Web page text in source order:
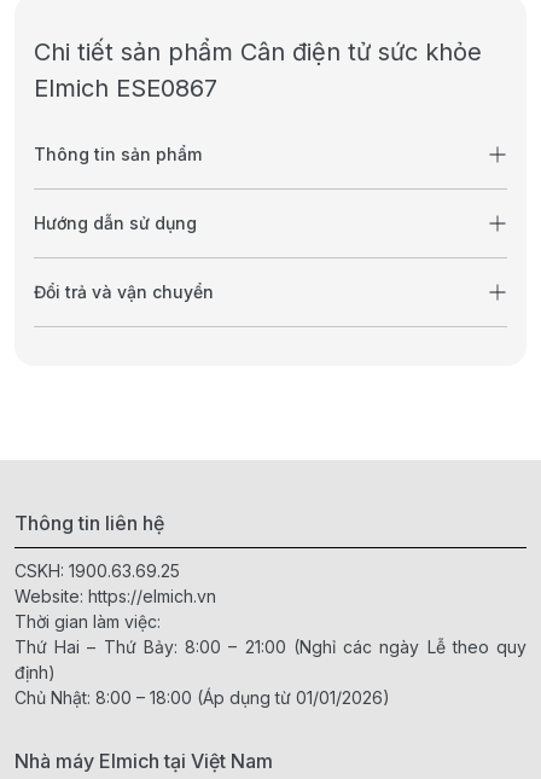
Chi tiết sản phẩm Cân điện tử sức khỏe
Elmich ESE0867
Thông tin sản phẩm
Hướng dẫn sử dụng
Đổi trả và vận chuyển
Thông tin liên hệ
CSKH: 1900.63.69.25
Website: https://elmich.vn
Thời gian làm việc:
Thứ Hai – Thứ Bảy: 8:00 – 21:00 (Nghỉ các ngày Lễ theo quy
định)
Chủ Nhật: 8:00 – 18:00 (Áp dụng từ 01/01/2026)
Nhà máy Elmich tại Việt Nam